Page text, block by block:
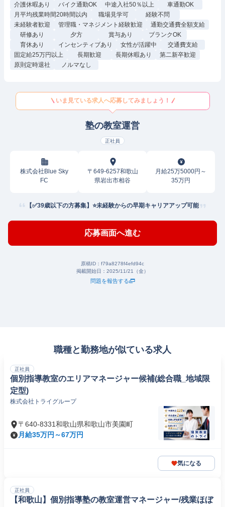
介護休暇あり バイク通勤OK 中途入社50％以上
車通勤OK
月平均残業時間20時間以内
職場見学可
経験不問
未経験者歓迎
管理職・マネジメント経験歓迎
通勤交通費全額支給
研修あり
夕方 賞与あり
ブランクOK
育休あり
インセンティブあり 女性が活躍中
交通費支給
固定給25万円以上
長期歓迎 長期休暇あり
第二新卒歓迎
原則定時退社
ノルマなし
いま見ている求人へ応募してみましょう！
塾の教室運営
正社員
株式会社Blue Sky
FC
〒649-6257和歌山
県岩出市相谷
月給25万5000円～
35万円
【✅39歳以下の方募集】⭐未経験からの早期キャリアアップ可能
応募画面へ進む
原稿ID： f79a8278f4efd94c
掲載開始日： 2025/11/21（金）
問題を報告する
職種と勤務地が似ている求人
正社員
個別指導教室のエリアマネージャー候補(総合職_地域限
定型)
株式会社トライグループ
〒640-8331和歌山県和歌山市美園町
月給35万円～67万円
気になる
正社員
【和歌山】個別指導塾の教室運営マネージャー/残業ほぼ